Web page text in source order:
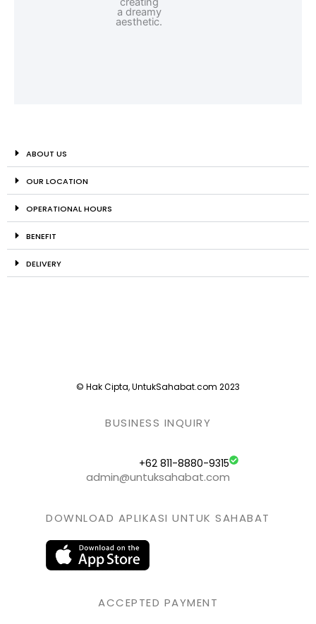
ABOUT US
OUR LOCATION
OPERATIONAL HOURS
BENEFIT
DELIVERY
© Hak Cipta, UntukSahabat.com 2023
BUSINESS INQUIRY
+62 811-8880-9315
admin@untuksahabat.com
DOWNLOAD APLIKASI UNTUK SAHABAT
ACCEPTED PAYMENT